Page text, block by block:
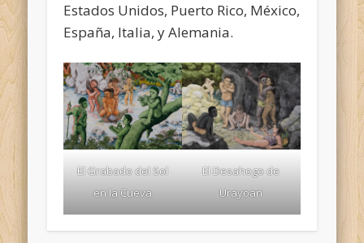
Estados Unidos, Puerto Rico, México,
España, Italia, y Alemania.
El Grabado del Sol
en la Cueva
El Desahogo de
Urayoan